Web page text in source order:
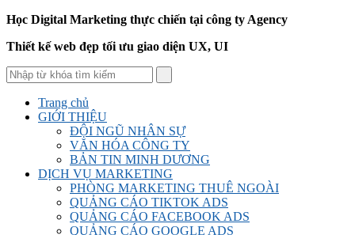
Học Digital Marketing thực chiến tại công ty Agency
Thiết kế web đẹp tối ưu giao diện UX, UI
Trang chủ
GIỚI THIỆU
ĐỘI NGŨ NHÂN SỰ
VĂN HÓA CÔNG TY
BẢN TIN MINH DƯƠNG
DỊCH VỤ MARKETING
PHÒNG MARKETING THUÊ NGOÀI
QUẢNG CÁO TIKTOK ADS
QUẢNG CÁO FACEBOOK ADS
QUẢNG CÁO GOOGLE ADS